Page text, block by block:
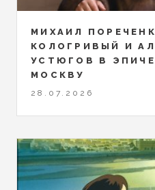
МИХАИЛ
КОЛОГРИВЫЙ И
УСТЮГОВ В
МОСКВУ
28.07.2026